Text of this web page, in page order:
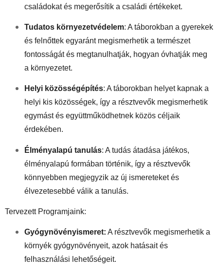
családokat és megerősítik a családi értékeket.
Tudatos környezetvédelem: A táborokban a gyerekek
és felnőttek egyaránt megismerhetik a természet
fontosságát és megtanulhatják, hogyan óvhatják meg
a környezetet.
Helyi közösségépítés: A táborokban helyet kapnak a
helyi kis közösségek, így a résztvevők megismerhetik
egymást és együttműködhetnek közös céljaik
érdekében.
Élményalapú tanulás: A tudás átadása játékos,
élményalapú formában történik, így a résztvevők
könnyebben megjegyzik az új ismereteket és
élvezetesebbé válik a tanulás.
Tervezett Programjaink:
Gyógynövényismeret: A résztvevők megismerhetik a
környék gyógynövényeit, azok hatásait és
felhasználási lehetőségeit.